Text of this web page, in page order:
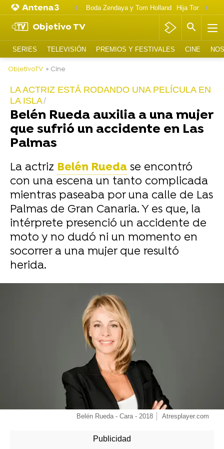
Boda Zendaya y Tom Holland Hija Tom
Objetivo TV
SERIES TELEVISIÓN PREMIOS Y FESTIVALES CINE
ObjetivoTV » Cine
LA ACTRIZ ESTÁ RODANDO UNA PELÍCULA EN
LA ISLA
Belén Rueda auxilia a una mujer
que sufrió un accidente en Las
Palmas
La actriz Belén Rueda se encontró
con una escena un tanto complicada
mientras paseaba por una calle de Las
Palmas de Gran Canaria. Y es que, la
intérprete presenció un accidente de
moto y no dudó ni un momento en
socorrer a una mujer que resultó
herida.
-
Belén Rueda - Cara - 2018 Atresplayer.com